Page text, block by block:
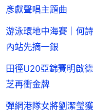
彥獻聲唱主題曲
游泳環地中海賽｜何
內站先摘一銀
田徑U20亞錦賽明
芝再衝金牌
彈網港隊女將劉潔瑩